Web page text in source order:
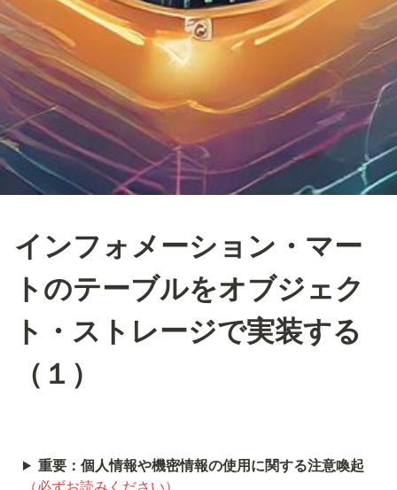
インフォメーション・マー
トのテーブルをオブジェク
ト・ストレージで実装する
（１）
重要：個人情報や機密情報の使用に関する注意喚起
（必ずお読みください）